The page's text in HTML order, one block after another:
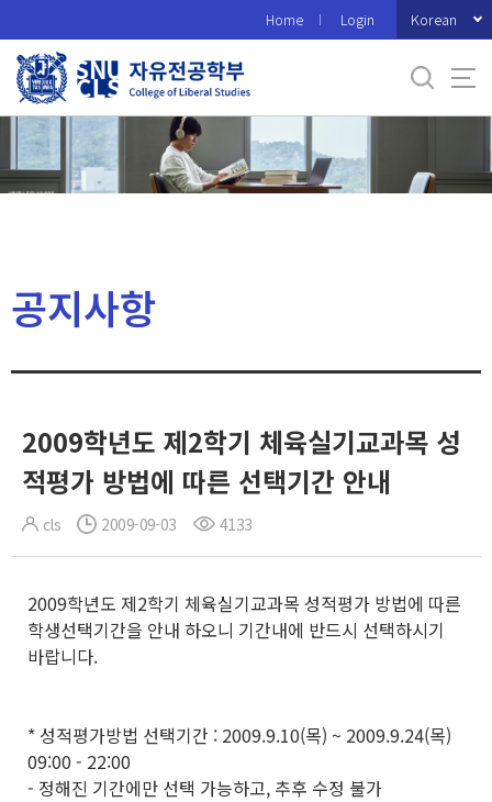
로
메
Home Login Korean
공지사항
2009학년도 제2학기 체육실기교과목 성
적평가 방법에 따른 선택기간 안내
cls 2009-09-03 4133
2009학년도 제2학기 체육실기교과목 성적평가 방법에 따른
학생선택기간을 안내 하오니 기간내에 반드시 선택하시기
바랍니다.
* 성적평가방법 선택기간 : 2009.9.10(목) ~ 2009.9.24(목)
09:00 - 22:00
- 정해진 기간에만 선택 가능하고, 추후 수정 불가